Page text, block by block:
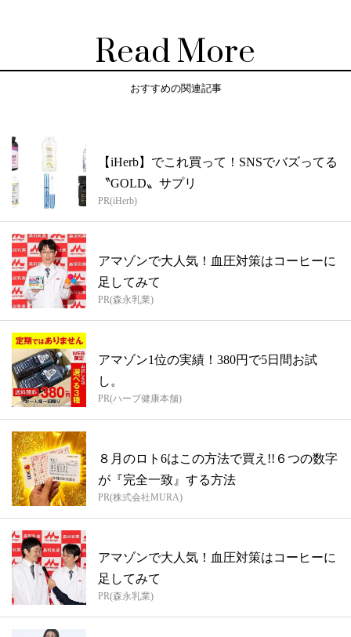
Read More
おすすめの関連記事
【iHerb】でこれ買って！SNSでバズってる
〝GOLD〟サプリ
PR(iHerb)
アマゾンで大人気！血圧対策はコーヒーに
足してみて
PR(森永乳業)
アマゾン1位の実績！380円で5日間お試
し。
PR(ハーブ健康本舗)
８月のロト6はこの方法で買え!!６つの数字
が『完全一致』する方法
PR(株式会社MURA)
アマゾンで大人気！血圧対策はコーヒーに
足してみて
PR(森永乳業)